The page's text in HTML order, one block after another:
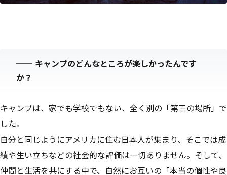
── キャンプのどんなところが楽しかったんです
か？
キャンプは、家でも学校でもない、全く別の「第三の場所」で
した。
自分と同じようにアメリカに住む日本人が集まり、そこでは成
績や生い立ちなどの社会的な評価は一切ありません。そして、
仲間と生活を共にする中で、自然にお互いの「本当の個性や良